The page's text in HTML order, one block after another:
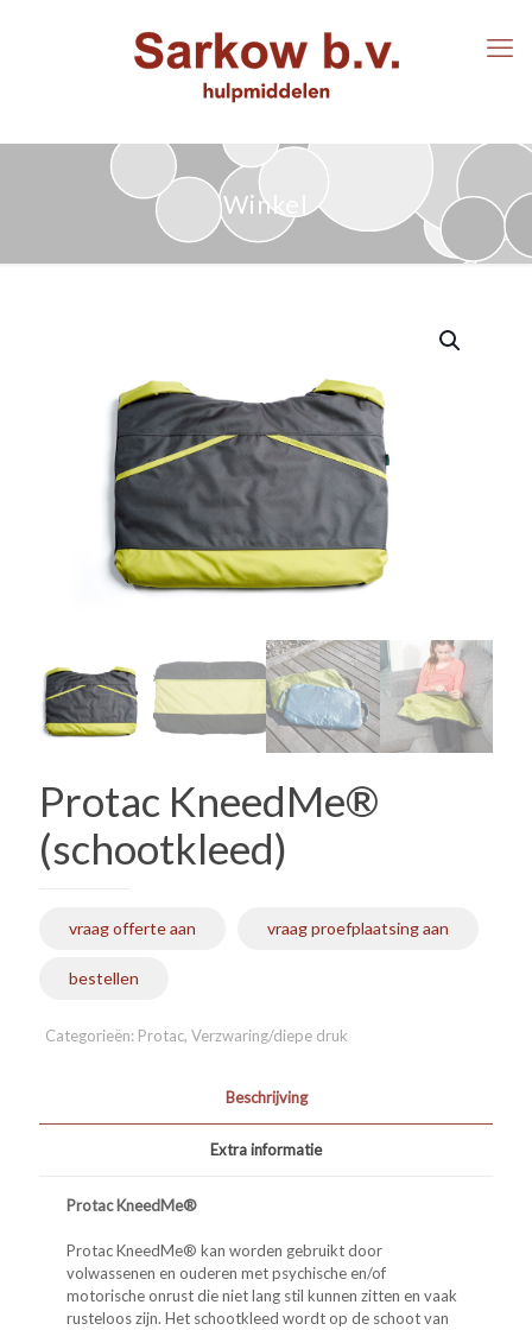
Winkel
Protac KneedMe®
(schootkleed)
vraag offerte aan vraag proefplaatsing aan
bestellen
Categorieën: Protac, Verzwaring/diepe druk
Beschrijving
Extra informatie
Protac KneedMe®
Protac KneedMe® kan worden gebruikt door
volwassenen en ouderen met psychische en/of
motorische onrust die niet lang stil kunnen zitten en vaak
rusteloos zijn. Het schootkleed wordt op de schoot van